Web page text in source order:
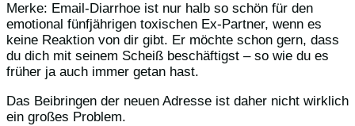
Merke: Email-Diarrhoe ist nur halb so schön für den
emotional fünfjährigen toxischen Ex-Partner, wenn es
keine Reaktion von dir gibt. Er möchte schon gern, dass
du dich mit seinem Scheiß beschäftigst – so wie du es
früher ja auch immer getan hast.
Das Beibringen der neuen Adresse ist daher nicht wirklich
ein großes Problem.